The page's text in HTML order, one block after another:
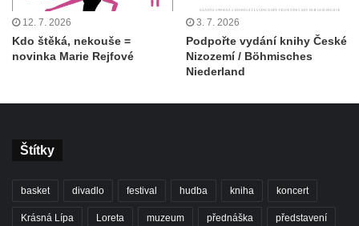
12. 7. 2026
Kdo štěká, nekouše =
novinka Marie Rejfové
3. 7. 2026
Podpořte vydání knihy České
Nizozemí / Böhmisches
Niederland
Štítky
basket divadlo festival hudba kniha koncert
Krásná Lípa Loreta muzeum přednáška představení